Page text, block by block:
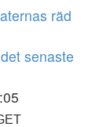
räd
senaste